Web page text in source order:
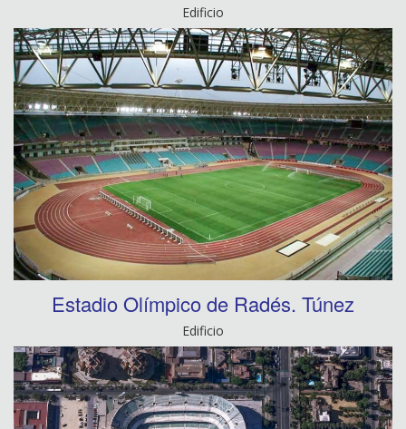
Edificio
Estadio Olímpico de Radés. Túnez
Edificio